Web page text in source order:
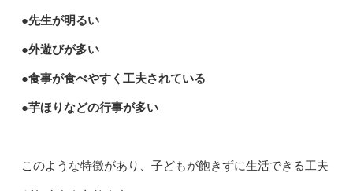
●先生が明るい
●外遊びが多い
●食事が食べやすく工夫されている
●芋ほりなどの行事が多い
このような特徴があり、子どもが飽きずに生活できる工夫